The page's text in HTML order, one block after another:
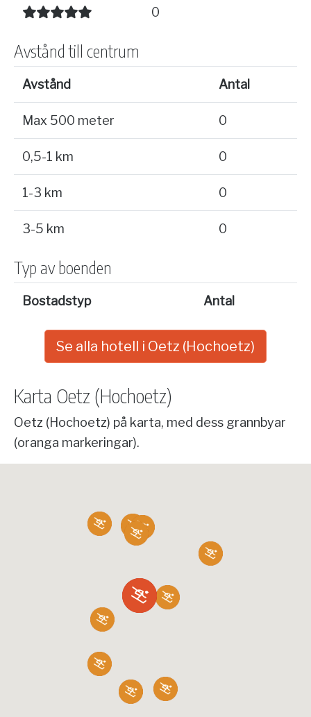
0
Avstånd till centrum
Avstånd Antal
Max 500 meter 0
0,5-1 km 0
1-3 km 0
3-5 km 0
Typ av boenden
Bostadstyp Antal
Se alla hotell i Oetz (Hochoetz)
Karta Oetz (Hochoetz)
Oetz (Hochoetz) på karta, med dess grannbyar
(oranga markeringar).